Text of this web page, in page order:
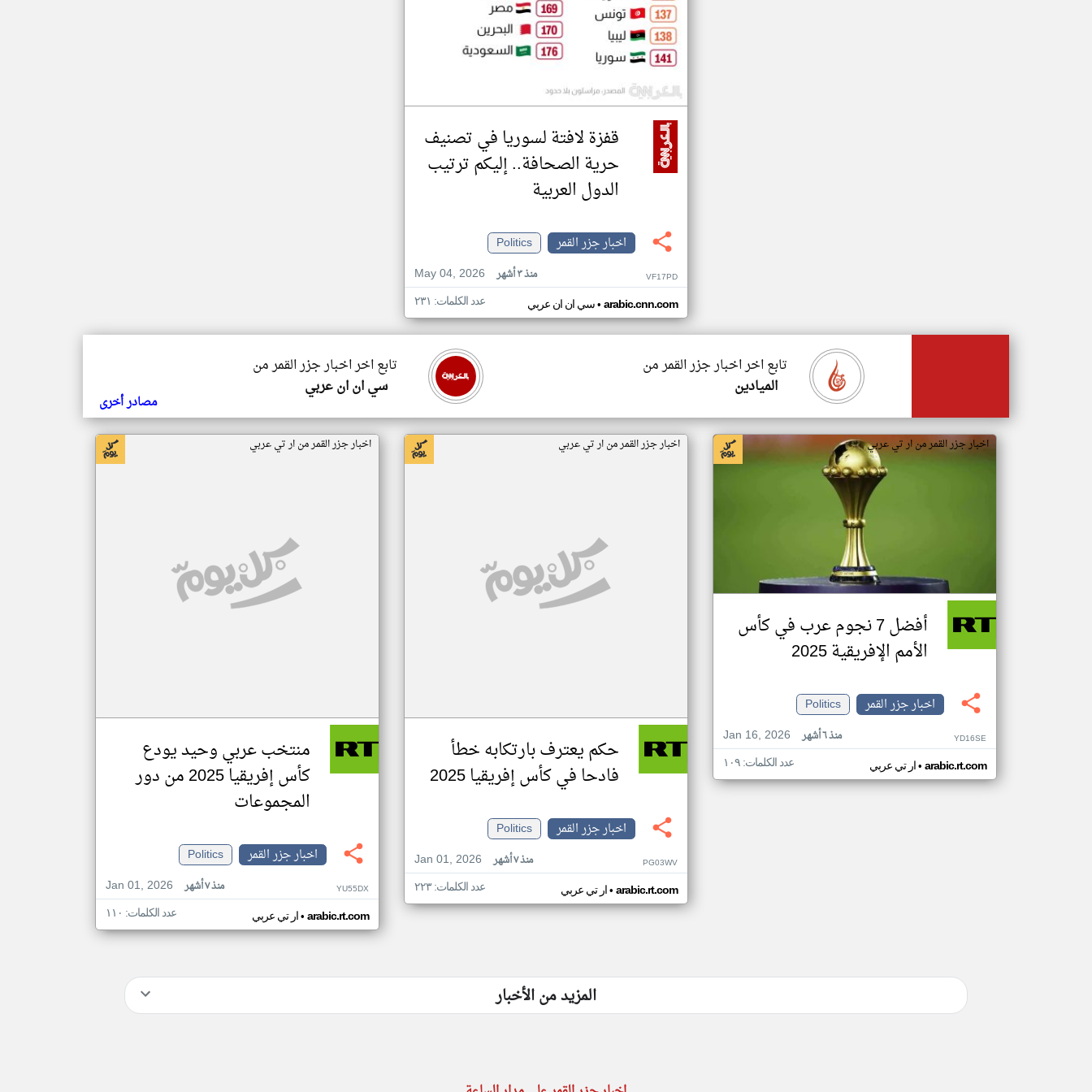
قفزة لافتة لسوريا في تصنيف
حرية الصحافة.. إليكم ترتيب
الدول العربية
اخبار جزر القمر
Politics
May 04, 2026
منذ ٣ أشهر VF17PD
سي ان ان عربي• arabic.cnn.com عدد الكلمات: ٢٣١
تابع اخر اخبار جزر القمر من
سي ان ان عربي
تابع اخر اخبار جزر القمر من
الميادين
مصادر أخرى
اخبار جزر القمر من ار تي عربي
أفضل 7 نجوم عرب في كأس
الأمم الإفريقية 2025
اخبار جزر القمر
Politics
Jan 16, 2026
منذ ٦ أشهر YD16SE
ار تي عربي• arabic.rt.com عدد الكلمات: ١٠٩
اخبار جزر القمر من ار تي عربي
حكم يعترف بارتكابه خطأ
فادحا في كأس إفريقيا 2025
اخبار جزر القمر
Politics
Jan 01, 2026
منذ ٧ أشهر PG03WV
ار تي عربي• arabic.rt.com عدد الكلمات: ٢٢٣
اخبار جزر القمر من ار تي عربي
منتخب عربي وحيد يودع
كأس إفريقيا 2025 من دور
المجموعات
اخبار جزر القمر
Politics
Jan 01, 2026
منذ ٧ أشهر YU55DX
ار تي عربي• arabic.rt.com عدد الكلمات: ١١٠
المزيد من الأخبار